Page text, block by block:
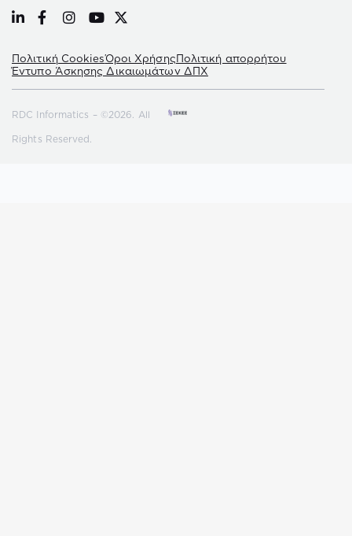
Πολιτική CookiesΌροι ΧρήσηςΠολιτική απορρήτου
Έντυπο Άσκησης Δικαιωμάτων ΔΠΧ
RDC Informatics – ©2026. All
Rights Reserved.